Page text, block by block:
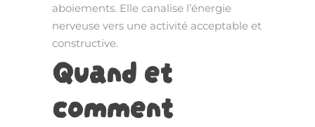
aboiements. Elle canalise l’énergie
nerveuse vers une activité acceptable et
constructive.
Quand et
comment